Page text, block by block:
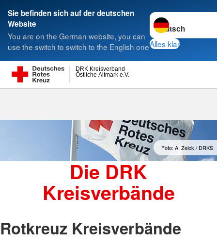
Sie befinden sich auf der deutschen
Website
You are on the German website, you can
use the switch to switch to the English one
Sprache wechseln
Alles klar
Östliche Altmark e.V.
DRK Kreisverband
Suche
Kreisverbände
Foto: A. Zelck / DRKS
Die DRK
Kreisverbände
Rotkreuz Kreisverbände